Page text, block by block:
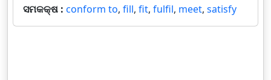
ସମକକ୍ଷ : conform to, fill, fit, fulfil, meet, satisfy